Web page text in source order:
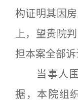
构证明其因
上，望贵院
担本案全部诉
当事人围
据，本院组